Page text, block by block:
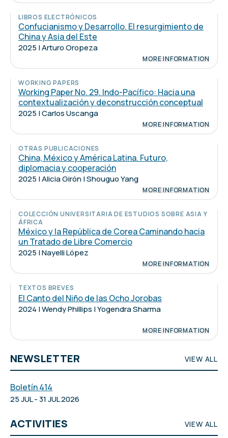
LIBROS ELECTRÓNICOS
Confucianismo y Desarrollo. El resurgimiento de
China y Asia del Este
2025 | Arturo Oropeza
MORE INFORMATION
WORKING PAPERS
Working Paper No. 29. Indo-Pacífico: Hacia una
contextualización y deconstrucción conceptual
2025 | Carlos Uscanga
MORE INFORMATION
OTRAS PUBLICACIONES
China, México y América Latina. Futuro,
diplomacia y cooperación
2025 | Alicia Girón | Shouguo Yang
MORE INFORMATION
COLECCIÓN UNIVERSITARIA DE ESTUDIOS SOBRE ASIA Y
ÁFRICA
México y la República de Corea Caminando hacia
un Tratado de Libre Comercio
2025 | Nayelli López
MORE INFORMATION
TEXTOS BREVES
El Canto del Niño de las Ocho Jorobas
2024 | Wendy Phillips | Yogendra Sharma
MORE INFORMATION
NEWSLETTER VIEW ALL
Boletín 414
25 JUL - 31 JUL 2026
ACTIVITIES VIEW ALL